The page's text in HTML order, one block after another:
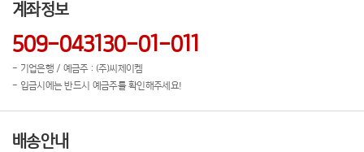
계좌정보
509-043130-01-011
- 기업은행 / 예금주 : (주)씨제이켐
- 입금시에는 반드시 예금주를 확인해주세요!
배송안내